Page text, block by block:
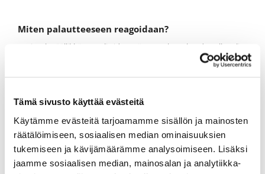
Tämä sivusto käyttää evästeitä
Käytämme evästeitä tarjoamamme sisällön ja mainosten
räätälöimiseen, sosiaalisen median ominaisuuksien
tukemiseen ja kävijämäärämme analysoimiseen. Lisäksi
jaamme sosiaalisen median, mainosalan ja analytiikka-
Miten palautteeseen reagoidaan?
Ravintolapäällikkö Samuli Sidensnören mukaan kauden alku oli
ja uusi paikka. Opettelua riitti alussa ihan jokaisessa
Koen Keimolan innostavana työpaikkana. Itselleni Keimola on
merkittävä myös siksi, että olen pelannut täällä ensimmäisen
kierrokseni vuonna 2003. Pidän Keimolan kenttiä ja palveluja
edelleen oikein tasokkaina, jos niitä verrataan moniin muihin